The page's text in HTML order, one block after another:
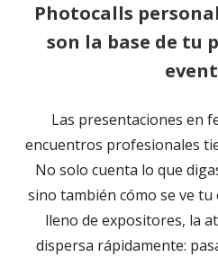
Photocalls
son la base de tu
Las presentaciones en
encuentros profesionales
No solo cuenta lo que
sino también cómo se ve tu
lleno de expositores, la
dispersa rápidamente: